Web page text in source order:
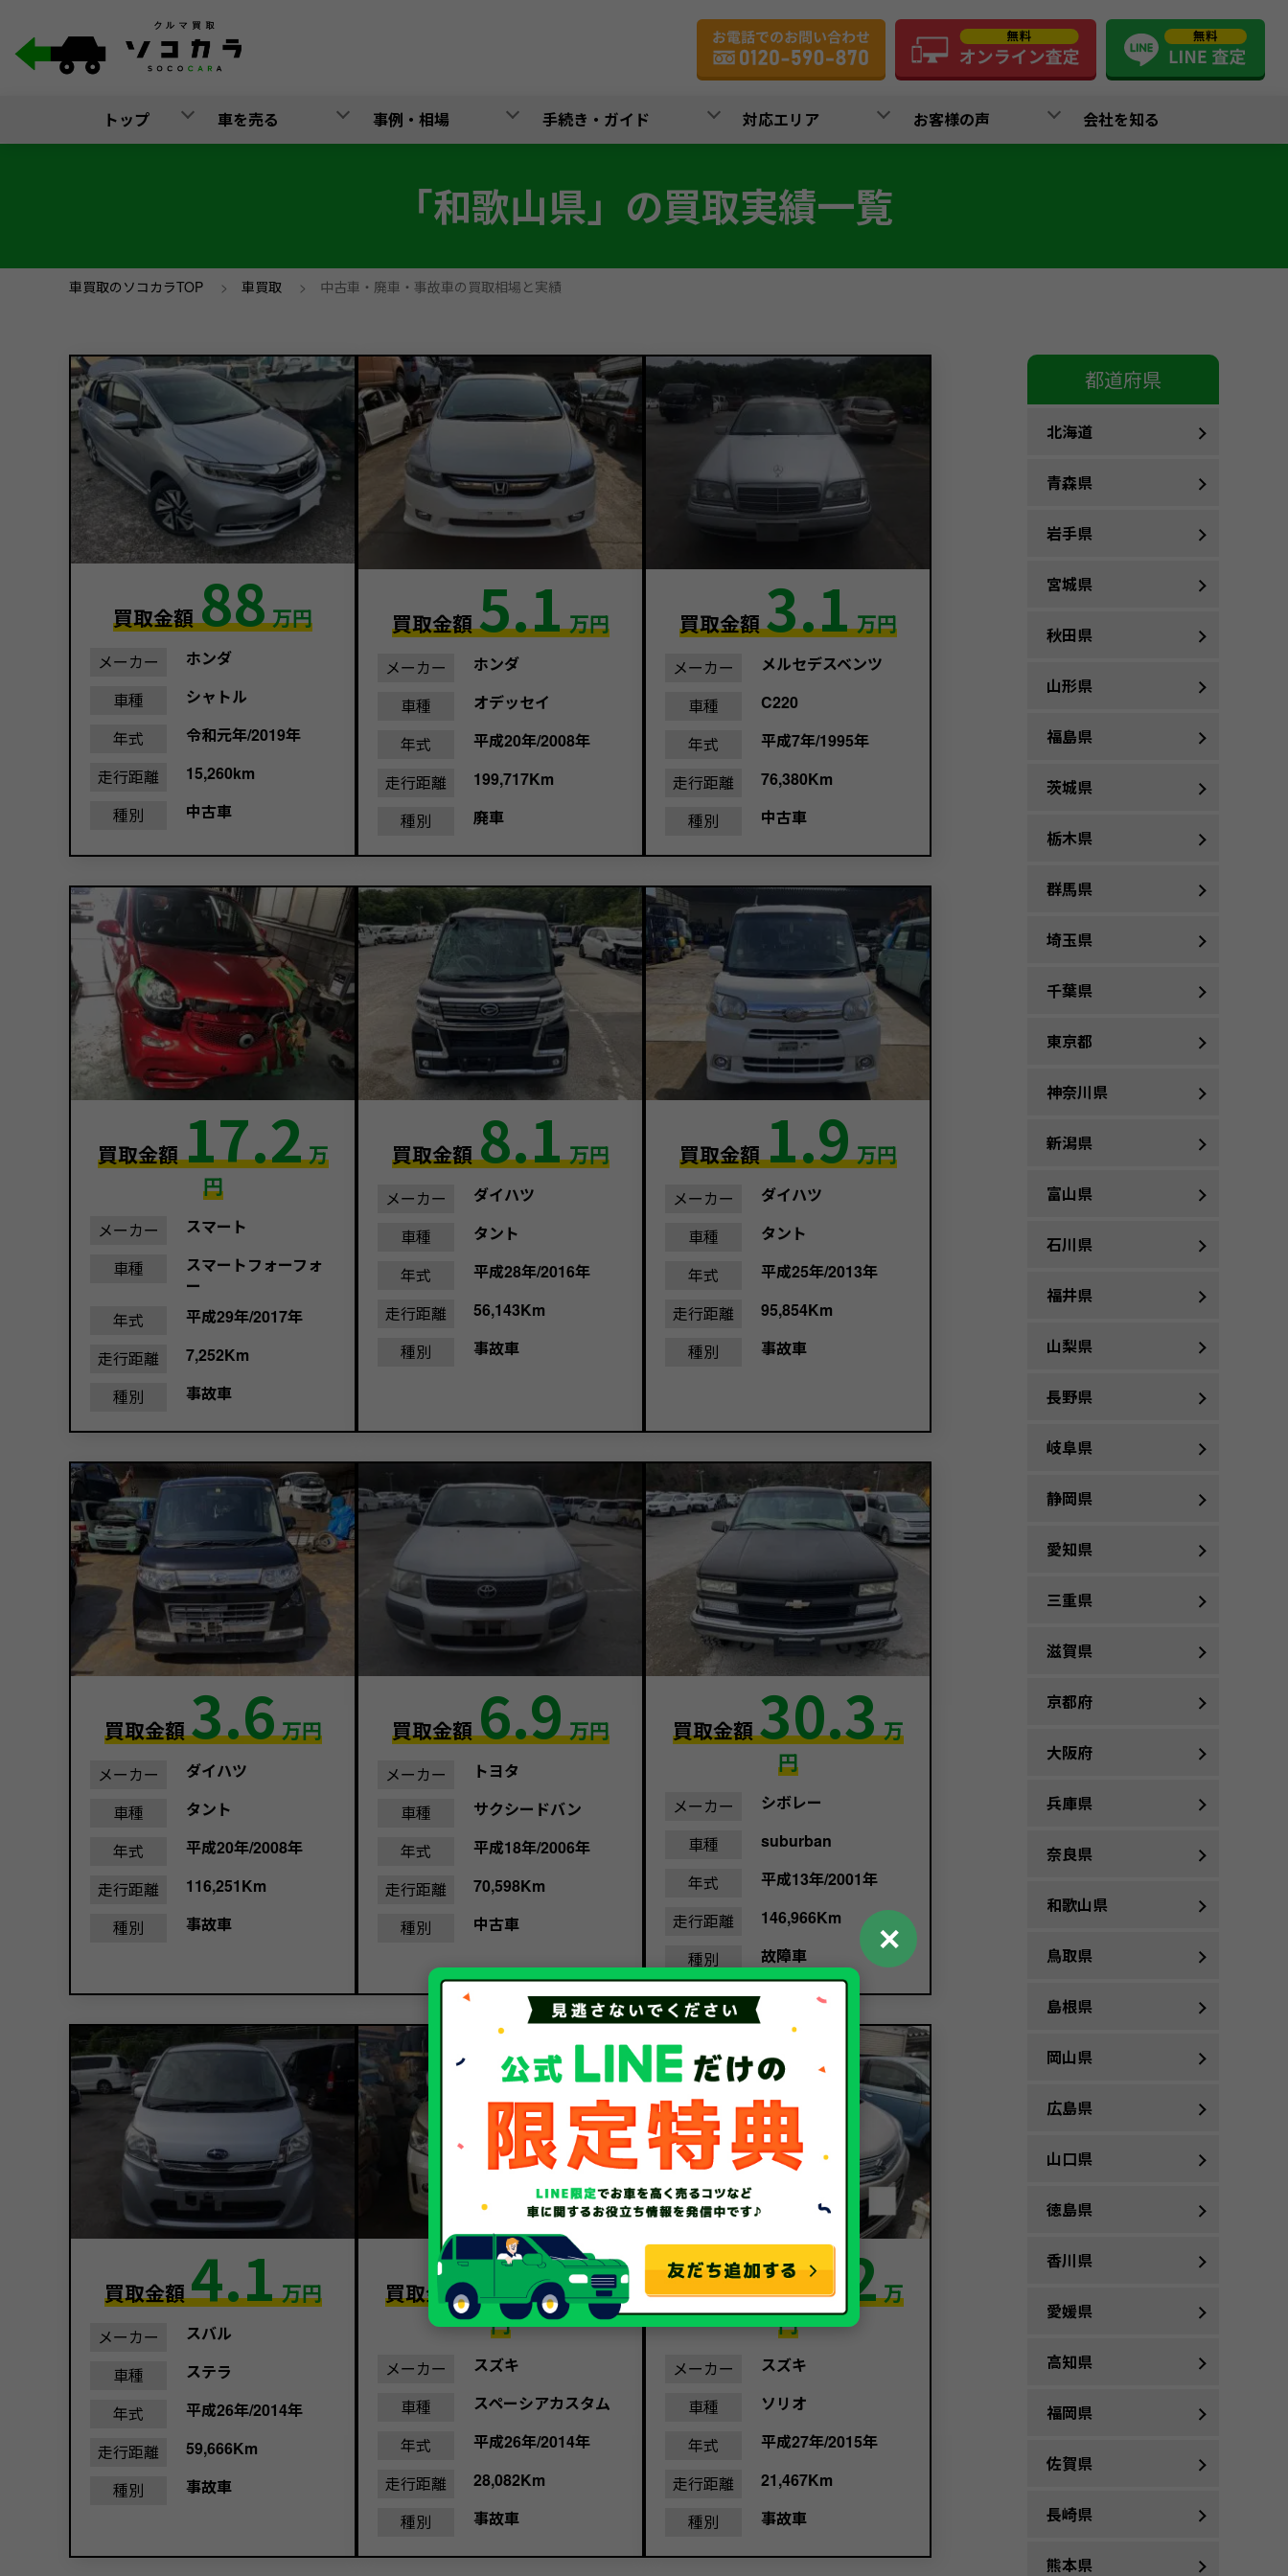
トップ 車を売る 事例・相場 手続き・ガイド 対応エリア お客様の声 会社を知る
「和歌山県」の買取実績一覧
車買取のソコカラTOP > 車買取 > 中古車・廃車・事故車の買取相場と実績
買取金額88 万円
メーカー
ホンダ
車種
シャトル
年式
令和元年/2019年
走行距離
15,260km
種別
中古車
買取金額5.1 万円
メーカー
ホンダ
車種
オデッセイ
年式
平成20年/2008年
走行距離
199,717Km
種別
廃車
買取金額3.1 万円
メーカー
メルセデスベンツ
車種
C220
年式
平成7年/1995年
走行距離
76,380Km
種別
中古車
買取金額17.2 万
円
メーカー
スマート
車種
スマートフォーフォ
ー
年式
平成29年/2017年
走行距離
7,252Km
種別
事故車
買取金額8.1 万円
メーカー
ダイハツ
車種
タント
年式
平成28年/2016年
走行距離
56,143Km
種別
事故車
買取金額1.9 万円
メーカー
ダイハツ
車種
タント
年式
平成25年/2013年
走行距離
95,854Km
種別
事故車
買取金額3.6 万円
メーカー
ダイハツ
車種
タント
年式
平成20年/2008年
走行距離
116,251Km
種別
事故車
買取金額6.9 万円
メーカー
トヨタ
車種
サクシードバン
年式
平成18年/2006年
走行距離
70,598Km
種別
中古車
買取金額30.3 万
円
メーカー
シボレー
車種
suburban
年式
平成13年/2001年
走行距離
146,966Km
種別
故障車
買取金額4.1 万円
メーカー
スバル
車種
ステラ
年式
平成26年/2014年
走行距離
59,666Km
種別
事故車
買取金額20.1 万
円
メーカー
スズキ
車種
スペーシアカスタム
年式
平成26年/2014年
走行距離
28,082Km
種別
事故車
買取金額12.2 万
円
メーカー
スズキ
車種
ソリオ
年式
平成27年/2015年
走行距離
21,467Km
種別
事故車
都道府県
北海道
青森県
岩手県
宮城県
秋田県
山形県
福島県
茨城県
栃木県
群馬県
埼玉県
千葉県
東京都
神奈川県
新潟県
富山県
石川県
福井県
山梨県
長野県
岐阜県
静岡県
愛知県
三重県
滋賀県
京都府
大阪府
兵庫県
奈良県
和歌山県
鳥取県
島根県
岡山県
広島県
山口県
徳島県
香川県
愛媛県
高知県
福岡県
佐賀県
長崎県
熊本県
✕